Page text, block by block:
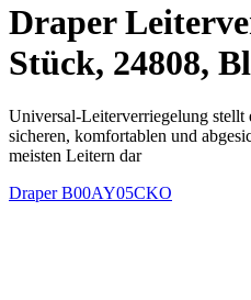
Draper
Stück, 24808,
Universal-Leiterverriegelung stellt
sicheren, komfortablen und
meisten Leitern dar
DraperB00AY05CKO